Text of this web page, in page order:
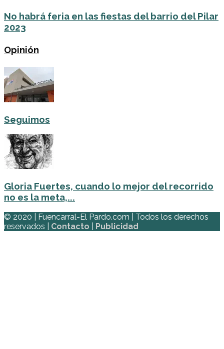
No habrá feria en las fiestas del barrio del Pilar
2023
Opinión
Seguimos
Gloria Fuertes, cuando lo mejor del recorrido
no es la meta,...
© 2020 | Fuencarral-El Pardo.com | Todos los derechos
reservados | Contacto Publicidad